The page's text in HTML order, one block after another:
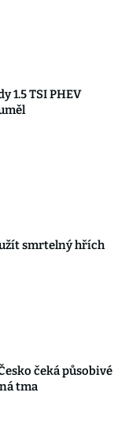
1.5 TSI PHEV
smrtelný hřích
čeká působivé
tma